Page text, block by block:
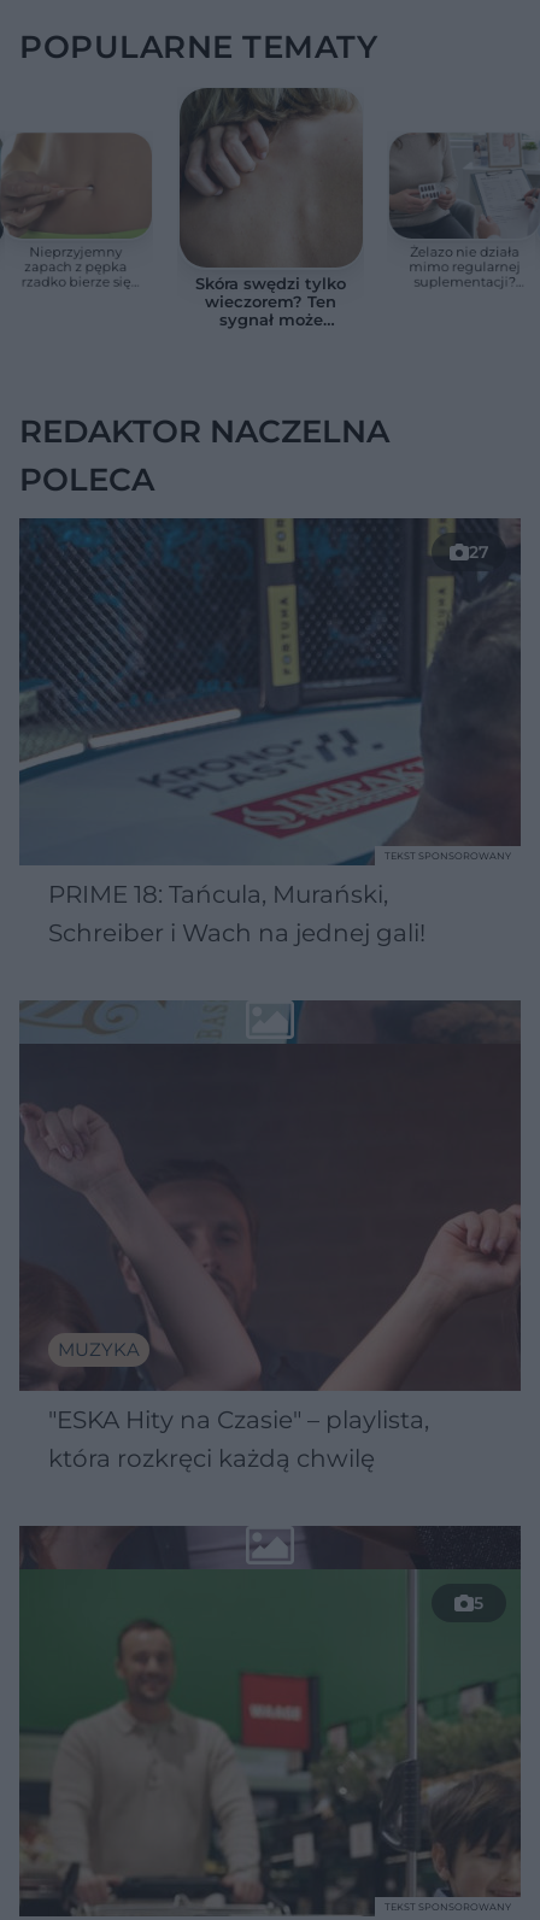
POPULARNE TEMATY
Nieprzyjemny
zapach z pępka
rzadko bierze się
Skóra swędzi tylko
wieczorem? Ten
sygnał może
Żelazo nie działa
mimo regularnej
suplementacji?
REDAKTOR NACZELNA
POLECA
27
PRIME 18: Tańcula, Murański,
Schreiber i Wach na jednej gali!
TEKST SPONSOROWANY
MUZYKA
"ESKA Hity na Czasie" – playlista,
która rozkręci każdą chwilę
5
TEKST SPONSOROWANY